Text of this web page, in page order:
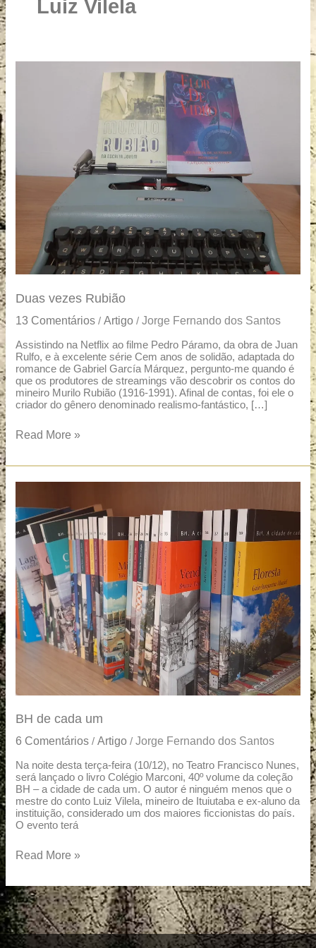
e
Luiz Vilela
Duas vezes Rubião
13 Comentários /Artigo /Jorge Fernando dos Santos
Assistindo na Netflix ao filme Pedro Páramo, da obra de Juan
Rulfo, e à excelente série Cem anos de solidão, adaptada do
romance de Gabriel García Márquez, pergunto-me quando é
que os produtores de streamings vão descobrir os contos do
mineiro Murilo Rubião (1916-1991). Afinal de contas, foi ele o
criador do gênero denominado realismo-fantástico, […]
Read More »
BH de cada um
6 Comentários /Artigo /Jorge Fernando dos Santos
Na noite desta terça-feira (10/12), no Teatro Francisco Nunes,
será lançado o livro Colégio Marconi, 40º volume da coleção
BH – a cidade de cada um. O autor é ninguém menos que o
mestre do conto Luiz Vilela, mineiro de Ituiutaba e ex-aluno da
instituição, considerado um dos maiores ficcionistas do país.
O evento terá
de
cada
um
Read More »